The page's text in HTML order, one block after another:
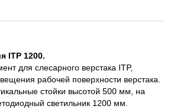
ITP 1200.
для слесарного верстака ITP,
рабочей поверхности верстака.
стойки высотой 500 мм, на
светильник 1200 мм.